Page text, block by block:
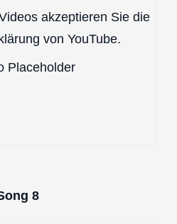
akzeptieren Sie die
von YouTube.
8